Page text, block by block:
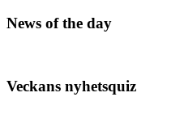
News of the day
Veckans nyhetsquiz